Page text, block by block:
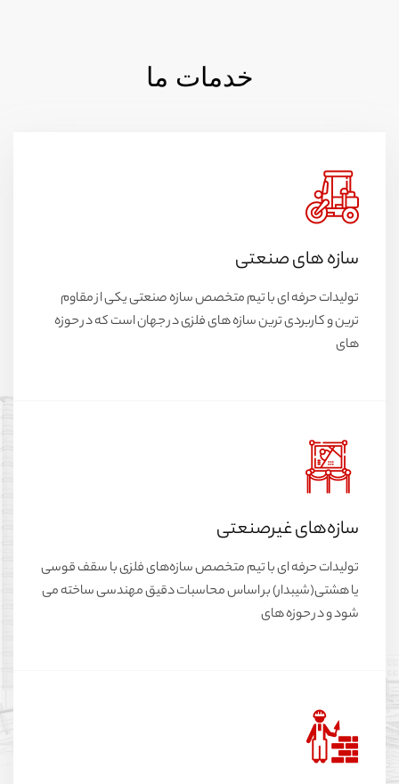
خدمات ما
سازه های صنعتی
تولیدات حرفه ای با تیم متخصص سازه صنعتی یکی از مقاوم
ترین و کاربردی ترین سازه های فلزی در جهان است که در حوزه
های
سازه‌های غیرصنعتی
تولیدات حرفه ای با تیم متخصص سازه‌های فلزی با سقف قوسی
یا هشتی(شیبدار) بر اساس محاسبات دقیق مهندسی ساخته می
شود و در حوزه های